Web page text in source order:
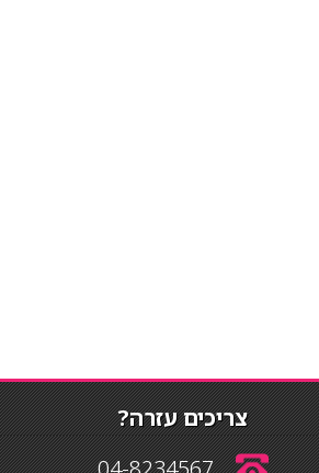
צריכים עזרה?